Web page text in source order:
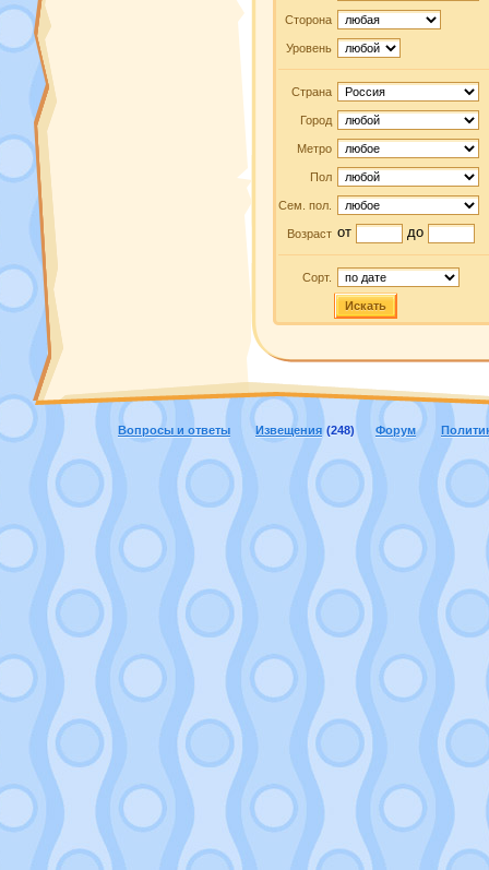
Сторона
Уровень
Страна
Город
Метро
Пол
Сем. пол.
Возраст от до
Сорт.
Искать
Вопросы и ответы Извещения (248) Форум